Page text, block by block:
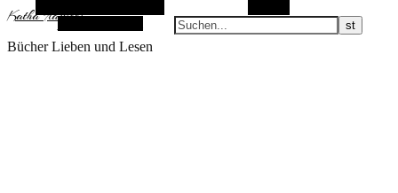
KathaFlauschi
Bücher Lieben und Lesen
Zufallsauswahl